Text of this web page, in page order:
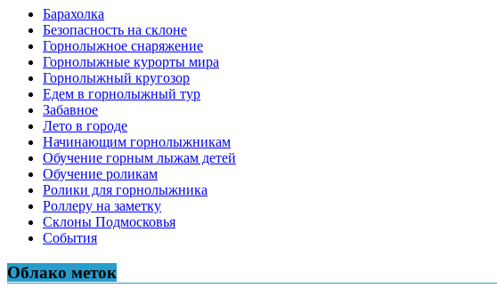
Барахолка
Безопасность на склоне
Горнолыжное снаряжение
Горнолыжные курорты мира
Горнолыжный кругозор
Едем в горнолыжный тур
Забавное
Лето в городе
Начинающим горнолыжникам
Обучение горным лыжам детей
Обучение роликам
Ролики для горнолыжника
Роллеру на заметку
Склоны Подмосковья
События
Облако меток